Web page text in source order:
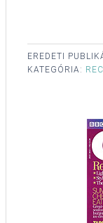
EREDETI
KATEGÓRIA: